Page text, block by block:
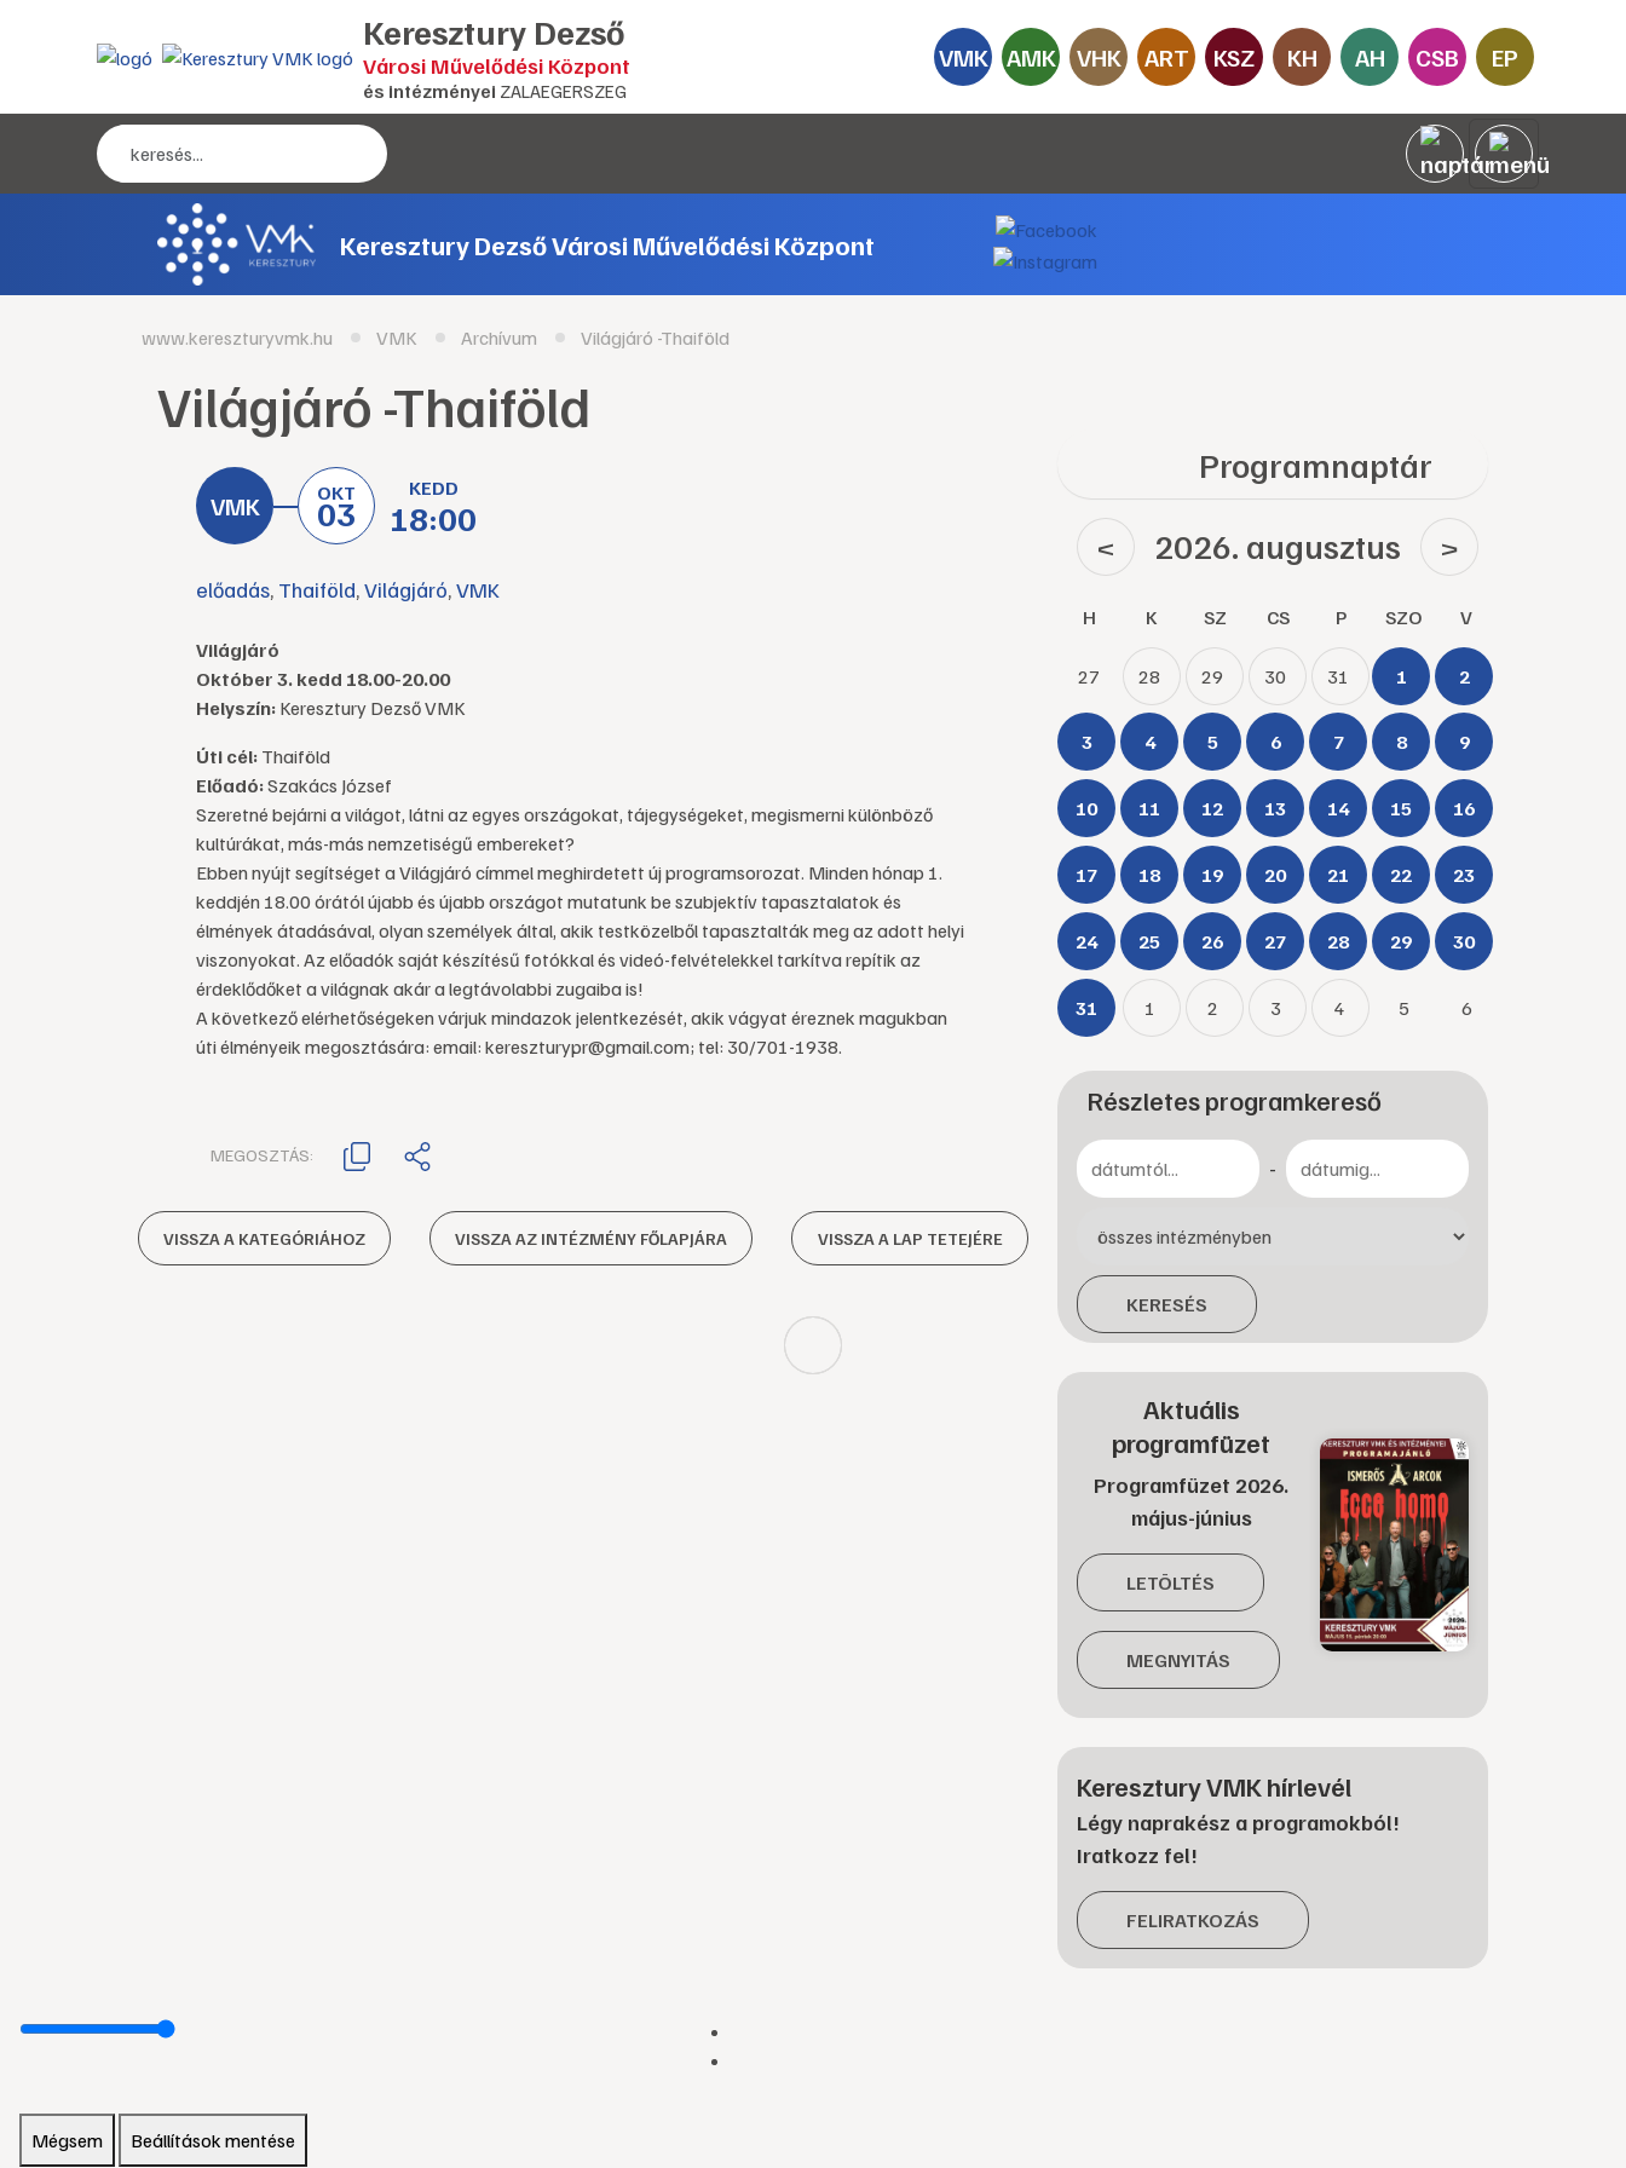
Keresztury Dezső
Városi Művelődési Központ
és intézményei ZALAEGERSZEG
VMK AMK VHK ART KSZ KH AH CSB EP
Keresztury Dezső Városi Művelődési Központ
www.kereszturyvmk.hu VMK Archívum Világjáró -Thaiföld
Világjáró -Thaiföld
OKT
03
KEDD
18:00
előadás, Thaiföld,Világjáró,VMK
Világjáró
Október 3. kedd 18.00-20.00
Helyszín: Keresztury Dezső VMK
Úti cél: Thaiföld
Előadó:Szakács József
Szeretné bejárni a világot, látni az egyes országokat, tájegységeket, megismerni különböző
kultúrákat, más-más nemzetiségű embereket?
Ebben nyújt segítséget a Világjáró címmel meghirdetett új programsorozat. Minden hónap 1.
keddjén 18.00 órától újabb és újabb országot mutatunk be szubjektív tapasztalatok és
élmények átadásával, olyan személyek által, akik testközelből tapasztalták meg az adott helyi
viszonyokat. Az előadók saját készítésű fotókkal és videó-felvételekkel tarkítva repítik az
érdeklődőket a világnak akár a legtávolabbi zugaiba is!
A következő elérhetőségeken várjuk mindazok jelentkezését, akik vágyat éreznek magukban
úti élményeik megosztására: email: kereszturypr@gmail.com; tel: 30/701-1938.
MEGOSZTÁS:
VISSZA A KATEGÓRIÁHOZ VISSZA AZ INTÉZMÉNY FŐLAPJÁRA VISSZA A LAP TETEJÉRE
Programnaptár
< 2026. augusztus >
H K SZ CS P SZO V
27 28 29 30 31 1 2
3 4 5 6 7 8 9
10 11 12 13 14 15 16
17 18 19 20 21 22 23
24 25 26 27 28 29 30
31 1 2 3 4 5 6
Részletes programkereső
-
KERESÉS
Aktuális
programfüzet
Programfüzet 2026.
május-június
LETÖLTÉS
MEGNYITÁS
Keresztury VMK hírlevél
Légy naprakész a programokból!
Iratkozz fel!
FELIRATKOZÁS
Mégsem Beállítások mentése